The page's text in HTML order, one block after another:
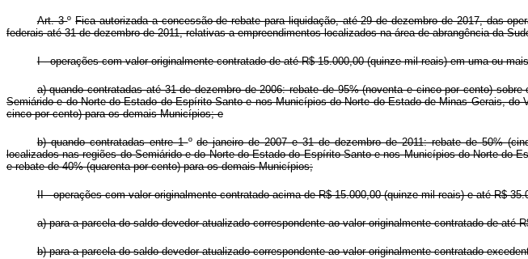
Art. 3ºFica autorizada a concessão de rebate para liquidação, até 29 de dezembro de 2017, das
federais até 31 de dezembro de 2011, relativas a empreendimentos localizados na área de abrangência da
I - operações com valor originalmente contratado de até R$ 15.000,00 (quinze mil reais) em uma ou
a) quando contratadas até 31 de dezembro de 2006: rebate de 95% (noventa e cinco por cento)
Semiárido e do Norte do Estado do Espírito Santo e nos Municípios do Norte do Estado de Minas Gerais,
cinco por cento) para os demais Municípios; e
b) quando contratadas entre 1ºde janeiro de 2007 e 31 de dezembro de 2011: rebate de 50%
localizados nas regiões do Semiárido e do Norte do Estado do Espírito Santo e nos Municípios do Norte do
e rebate de 40% (quarenta por cento) para os demais Municípios;
II - operações com valor originalmente contratado acima de R$ 15.000,00 (quinze mil reais) e até R$
a) para a parcela do saldo devedor atualizado correspondente ao valor originalmente contratado de
b) para a parcela do saldo devedor atualizado correspondente ao valor originalmente contratado